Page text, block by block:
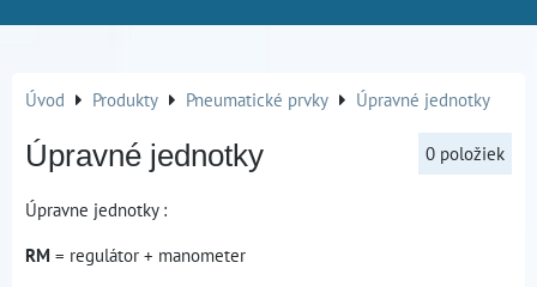
Úvod Produkty Pneumatické prvky Úpravné jednotky
Úpravné jednotky 0 položiek
Úpravne jednotky :
RM = regulátor + manometer